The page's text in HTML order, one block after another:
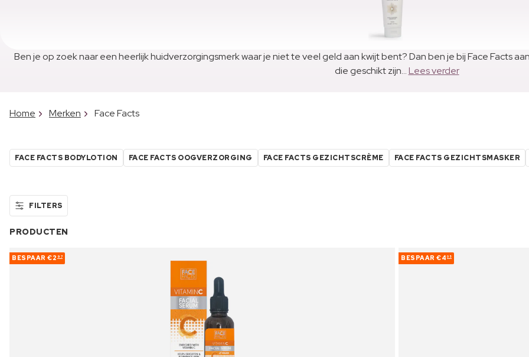
Ben je op zoek naar een heerlijk huidverzorgingsmerk waar je niet te veel geld aan kwijt bent? Dan ben je bij Face Facts
die geschikt zijn...Lees verder
Home Merken Face Facts
FACE FACTS BODYLOTION FACE FACTS OOGVERZORGING FACE FACTS GEZICHTSCRÈME FACE FACTS GEZICHTSMASKER
FILTERS
PRODUCTEN
BESPAAR €2 97 BESPAAR €4 05